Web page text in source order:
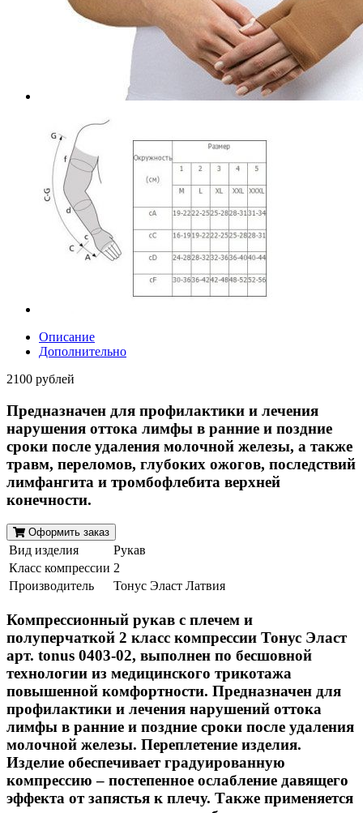
Описание
Дополнительно
2100 рублей
Предназначен для профилактики и лечения
нарушения оттока лимфы в ранние и поздние
сроки после удаления молочной железы, а также
травм, переломов, глубоких ожогов, последствий
лимфангита и тромбофлебита верхней
конечности.
Оформить заказ
Вид изделия
Рукав
Класс компрессии 2
Производитель
Тонус Эласт Латвия
Компрессионный рукав с плечем и
полуперчаткой 2 класс компрессии Тонус Эласт
арт. tonus 0403-02, выполнен по бесшовной
технологии из медицинского трикотажа
повышенной комфортности. Предназначен для
профилактики и лечения нарушений оттока
лимфы в ранние и поздние сроки после удаления
молочной железы. Переплетение изделия.
Изделие обеспечивает градуированную
компрессию – постепенное ослабление давящего
эффекта от запястья к плечу. Также применяется